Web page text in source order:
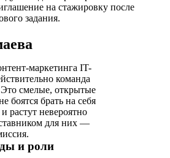
на стажировку после
задания.
маркетинга IT-
команда
смелые, открытые
боятся брать на себя
растут невероятно
для них —
и роли